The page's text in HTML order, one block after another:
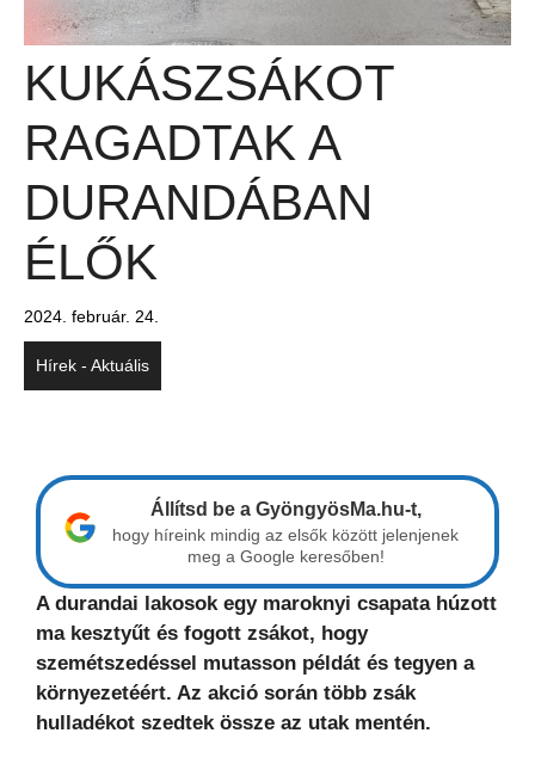
KUKÁSZSÁKOT
RAGADTAK A
DURANDÁBAN
ÉLŐK
2024. február. 24.
Hírek - Aktuális
Állítsd be a GyöngyösMa.hu-t,
hogy híreink mindig az elsők között jelenjenek
meg a Google keresőben!
A durandai lakosok egy maroknyi csapata húzott
ma kesztyűt és fogott zsákot, hogy
szemétszedéssel mutasson példát és tegyen a
környezetéért. Az akció során több zsák
hulladékot szedtek össze az utak mentén.